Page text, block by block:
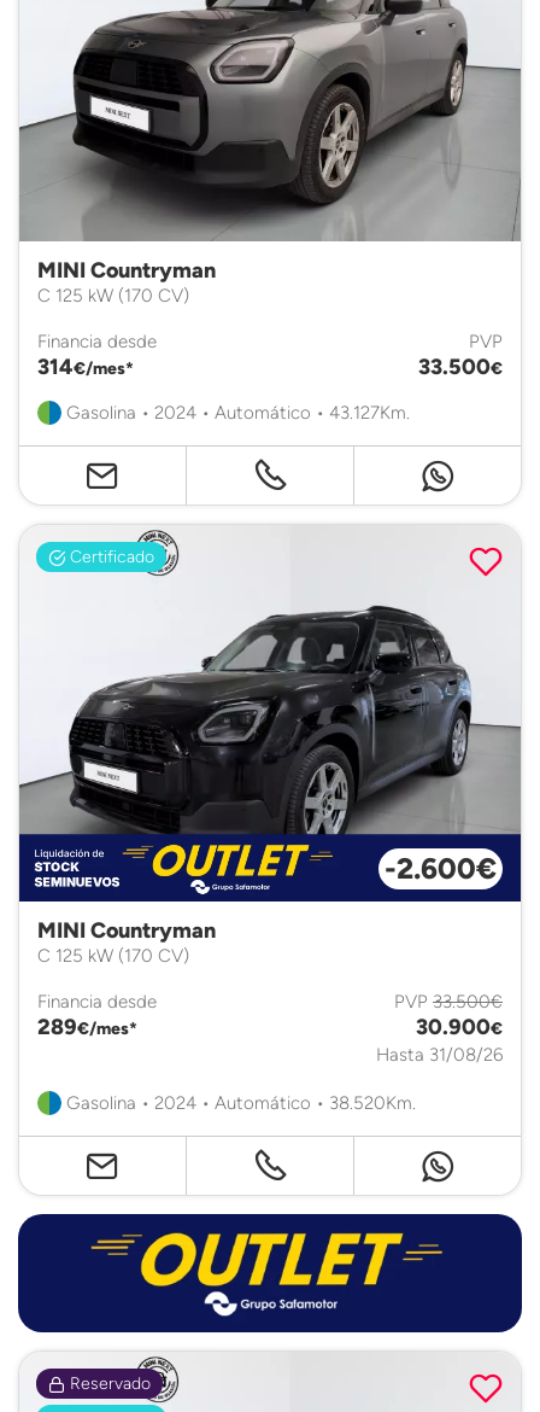
MINI Countryman
C 125 kW (170 CV)
Financia desde
314€/mes*
PVP
33.500€
Gasolina • 2024 • Automático • 43.127Km.
Certificado
-2.600€
MINI Countryman
C 125 kW (170 CV)
Financia desde
289€/mes*
PVP 33.500€
30.900€
Hasta 31/08/26
Gasolina • 2024 • Automático • 38.520Km.
Reservado